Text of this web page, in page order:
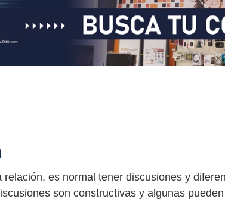
relación, es normal tener discusiones y
son constructivas y algunas